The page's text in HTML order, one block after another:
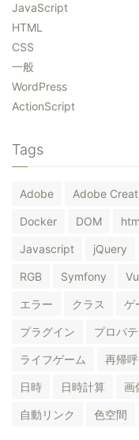
JavaScript
HTML
CSS
一般
WordPress
ActionScript
Tags
Adobe Adobe
Docker DOM
Javascript jQuery
RGB Symfony
エラー クラス ゲ
プラグイン プロパテ
ライフゲーム 再帰
日時 日時計算 画
自動リンク 色空間